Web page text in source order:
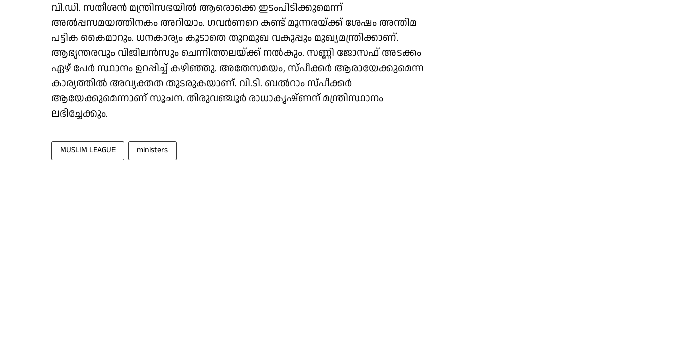
വി.ഡി. സതീശൻ മന്ത്രിസഭയിൽ ആരൊക്കെ ഇടംപിടിക്കുമെന്ന്
അൽപ്പസമയത്തിനകം അറിയാം. ഗവർണറെ കണ്ട് മൂന്നരയ്ക്ക് ശേഷം അന്തിമ
പട്ടിക കൈമാറും. ധനകാര്യം കൂടാതെ തുറമുഖ വകുപ്പും മുഖ്യമന്ത്രിക്കാണ്.
ആഭ്യന്തരവും വിജിലൻസും ചെന്നിത്തലയ്ക്ക് നൽകും. സണ്ണി ജോസഫ് അടക്കം
ഏഴ് പേർ സ്ഥാനം ഉറപ്പിച്ച് കഴിഞ്ഞു. അതേസമയം, സ്പീക്കർ ആരായേക്കുമെന്ന
കാര്യത്തിൽ അവ്യക്തത തുടരുകയാണ്. വി.ടി. ബൽറാം സ്പീക്കർ
ആയേക്കുമെന്നാണ് സൂചന. തിരുവഞ്ചൂർ രാധാകൃഷ്ണന് മന്ത്രിസ്ഥാനം
ലഭിച്ചേക്കും.
MUSLIM LEAGUE ministers